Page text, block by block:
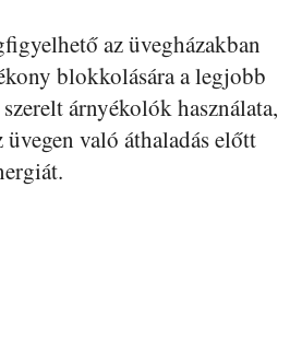
az üvegházakban
blokkolására a legjobb
árnyékolók használata,
való áthaladás előtt